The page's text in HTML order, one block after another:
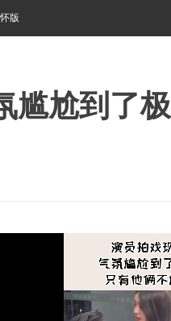
版
尴尬到了